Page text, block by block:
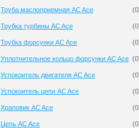
Труба маслоприемная AC Ace (0
Трубка турбины AC Ace (0
Трубка форсунки AC Ace (0
Уплотнительное кольцо форсунки AC Ace (0
Успокоитель двигателя AC Ace (0
Успокоитель цепи AC Ace (0
Храповик AC Ace (0
Цепь AC Ace (0